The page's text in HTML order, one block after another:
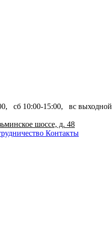
сб 10:00-15:00, вс выходной
шоссе, д. 48
Контакты